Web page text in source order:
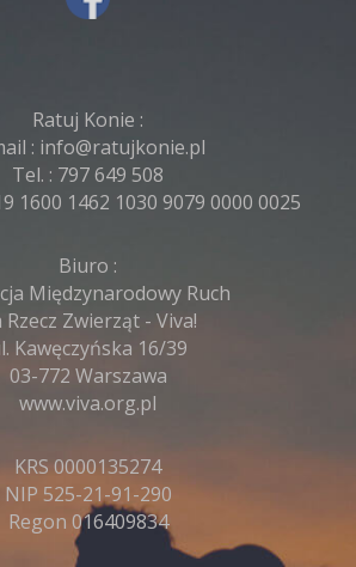
Ratuj Konie :
: info@ratujkonie.pl
Tel. : 797 649 508
1600 1462 1030 9079 0000 0025
Biuro :
Międzynarodowy Ruch
Rzecz Zwierząt - Viva!
Kawęczyńska 16/39
03-772 Warszawa
www.viva.org.pl
KRS 0000135274
NIP 525-21-91-290
Regon 016409834